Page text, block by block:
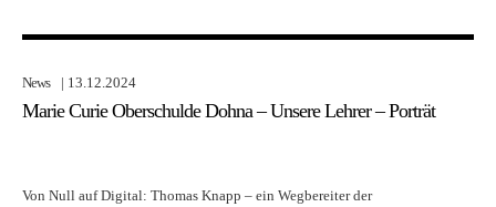
News | 13.12.2024
Marie Curie Oberschulde Dohna – Unsere Lehrer – Porträt
Von Null auf Digital: Thomas Knapp – ein Wegbereiter der